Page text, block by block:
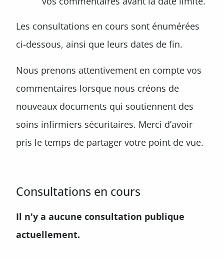
Les consultations en cours sont énumérées
ci-dessous, ainsi que leurs dates de fin.
Nous prenons attentivement en compte vos
commentaires lorsque nous créons de
nouveaux documents qui soutiennent des
soins infirmiers sécuritaires. Merci d’avoir
pris le temps de partager votre point de vue.
Consultations en cours
Il n'y a aucune consultation publique
actuellement.